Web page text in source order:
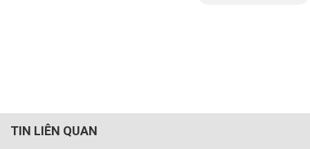
TIN LIÊN QUAN